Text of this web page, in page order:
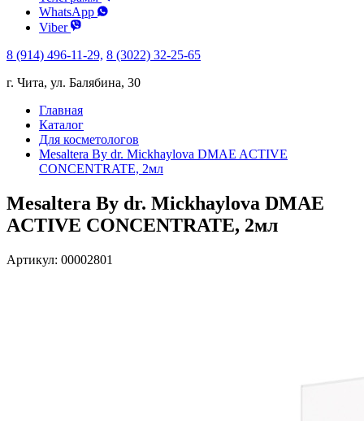
WhatsApp
Viber
8 (914) 496-11-29, 8 (3022) 32-25-65
г. Чита, ул. Балябина, 30
Главная
Каталог
Для косметологов
Mesaltera By dr. Mickhaylova DMAE ACTIVЕ
CONCENTRATE, 2мл
Mesaltera By dr. Mickhaylova DMAE
ACTIVЕ CONCENTRATE, 2мл
Артикул: 00002801